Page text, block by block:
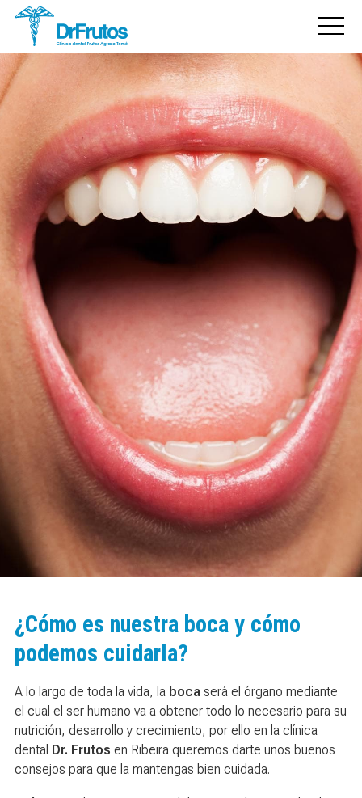
¿Cómo es nuestra boca y cómo
podemos cuidarla?
A lo largo de toda la vida, la boca será el órgano mediante
el cual el ser humano va a obtener todo lo necesario para su
nutrición, desarrollo y crecimiento, por ello en la clínica
dental Dr. Frutos en Ribeira queremos darte unos buenos
consejos para que la mantengas bien cuidada.